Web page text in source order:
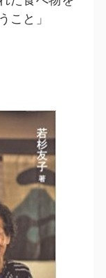
こと」